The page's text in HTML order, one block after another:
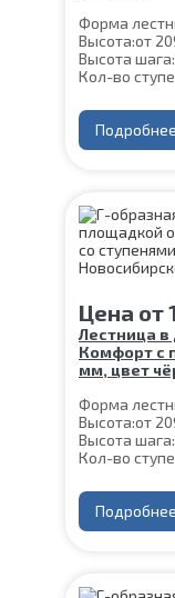
Форма
Высота:от
Высота шага:
Кол-во
Глубина
Конструкция:
Материал
Угол
Срок
Подробнее
Цена от
Лестница
Комфорт с
мм, цвет
Форма
Высота:от
Высота шага:
Кол-во
Глубина
Конструкция:
Материал
Подробнее